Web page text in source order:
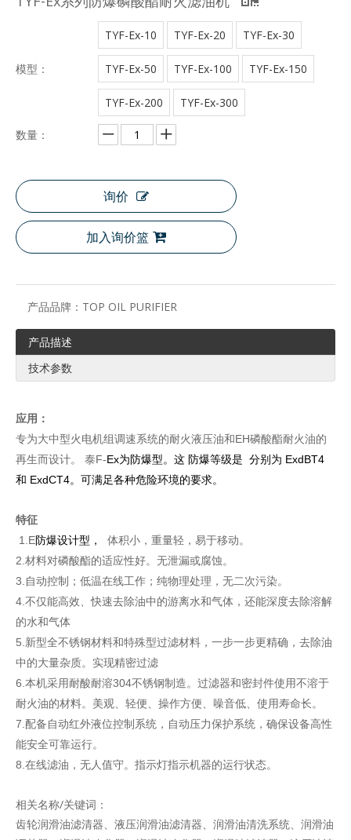
模型：
TYF-Ex-10 TYF-Ex-20 TYF-Ex-30
TYF-Ex-50 TYF-Ex-100 TYF-Ex-150
TYF-Ex-200 TYF-Ex-300
数量：
询价
加入询价篮
产品品牌： TOP OIL PURIFIER
产品描述
技术参数
应用：
专为大中型火电机组调速系统的耐火液压油和EH磷酸酯耐火油的
再生而设计。 泰F-Ex为防爆型。这 防爆等级是 分别为 ExdBT4
和 ExdCT4。可满足各种危险环境的要求。
特征
1.E防爆设计型，
体积小，重量轻，易于移动。
2.材料对磷酸酯的适应性好。无泄漏或腐蚀。
3.自动控制；低温在线工作；纯物理处理，无二次污染。
4.不仅能高效、快速去除油中的游离水和气体，还能深度去除溶解
的水和气体
5.新型全不锈钢材料和特殊型过滤材料，一步一步更精确，去除油
中的大量杂质。实现精密过滤
6.本机采用耐酸耐溶304不锈钢制造。过滤器和密封件使用不溶于
耐火油的材料。美观、轻便、操作方便、噪音低、使用寿命长。
7.配备自动红外液位控制系统，自动压力保护系统，确保设备高性
能安全可靠运行。
8.在线滤油，无人值守。指示灯指示机器的运行状态。
相关名称/关键词：
齿轮润滑油滤清器、液压润滑油滤清器、润滑油清洗系统、润滑油